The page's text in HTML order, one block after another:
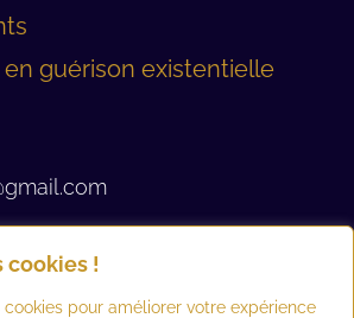
cookies !
pour améliorer votre expérience
guérison existentielle